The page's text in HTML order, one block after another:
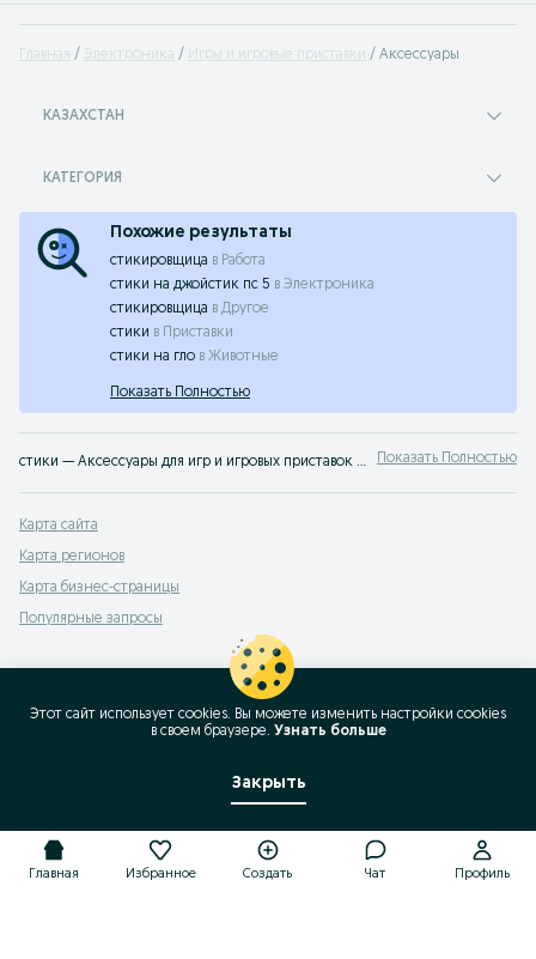
Главная Электроника Игры и игровые приставки Аксессуары
КАЗАХСТАН
КАТЕГОРИЯ
Похожие результаты
стикировщица в Работа
стики на джойстик пс 5 в Электроника
стикировщица в Другое
стики в
Приставки
стики на гло в Животные
Показать Полностью
стики — Аксессуары для игр и игровых приставок в Казахстане ⭐ Игры, игровые приставки, аксессуары, аккаунты и герои игр ✔️ Покупайте все для игр и развлечений ⚡ недорого на OLX.kz Показать Полностью
Карта сайта
Карта регионов
Карта бизнес-страницы
Популярные запросы
Главная Избранное Создать Чат Профиль
Этот сайт использует cookies. Вы можете изменить настройки cookies
в своeм браузере. Узнать больше
Закрыть